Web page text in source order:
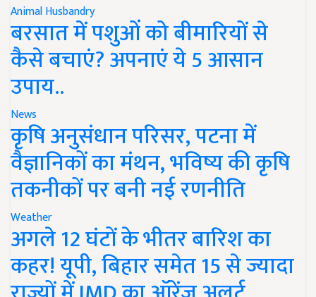
Animal Husbandry
बरसात में पशुओं को बीमारियों से
कैसे बचाएं? अपनाएं ये 5 आसान
उपाय..
News
कृषि अनुसंधान परिसर, पटना में
वैज्ञानिकों का मंथन, भविष्य की कृषि
तकनीकों पर बनी नई रणनीति
Weather
अगले 12 घंटों के भीतर बारिश का
कहर! यूपी, बिहार समेत 15 से ज्यादा